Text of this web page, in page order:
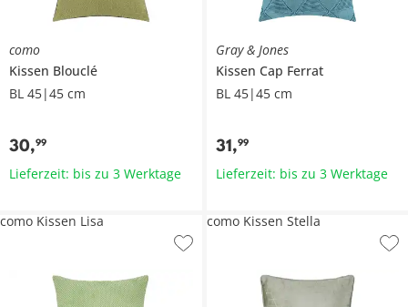
como
Kissen Blouclé
BL 45|45 cm
30,99
Lieferzeit: bis zu 3 Werktage
Gray & Jones
Kissen Cap Ferrat
BL 45|45 cm
31,99
Lieferzeit: bis zu 3 Werktage
como Kissen Lisa como Kissen Stella